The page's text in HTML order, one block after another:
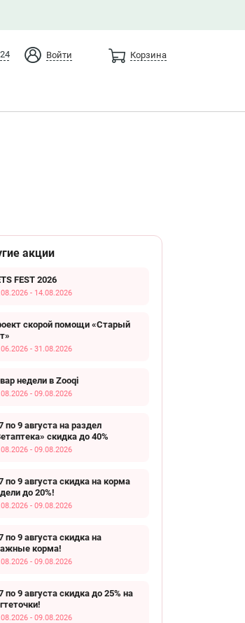
Войти Корзина
акции
FEST 2026
- 14.08.2026
скорой помощи «Старый
- 31.08.2026
недели в Zooqi
- 09.08.2026
по 9 августа на раздел
скидка до 40%
- 09.08.2026
по 9 августа скидка на корма
до 20%!
- 09.08.2026
по 9 августа скидка на
корма!
- 09.08.2026
по 9 августа скидка до 25% на
- 09.08.2026